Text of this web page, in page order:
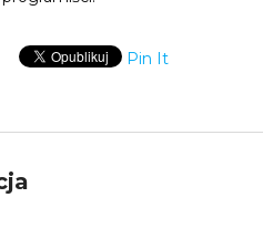
Pin It